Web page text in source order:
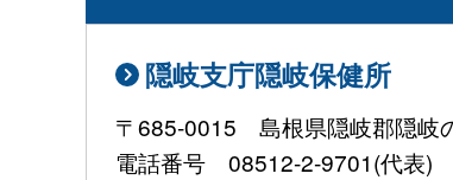
隠岐支庁隠岐保健所
〒685-0015 島根県隠岐郡隠岐
電話番号 08512-2-9701(代表)